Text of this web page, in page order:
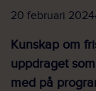
20 februari 2024
Kunskap om
uppdraget
med på